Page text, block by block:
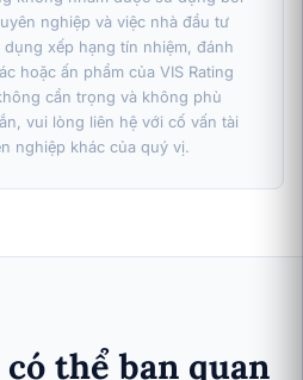
nghiệp và việc nhà đầu tư
xếp hạng tín nhiệm, đánh
hoặc ấn phẩm của VIS Rating
cẩn trọng và không phù
vui lòng liên hệ với cố vấn tài
nghiệp khác của quý vị.
thể bạn quan